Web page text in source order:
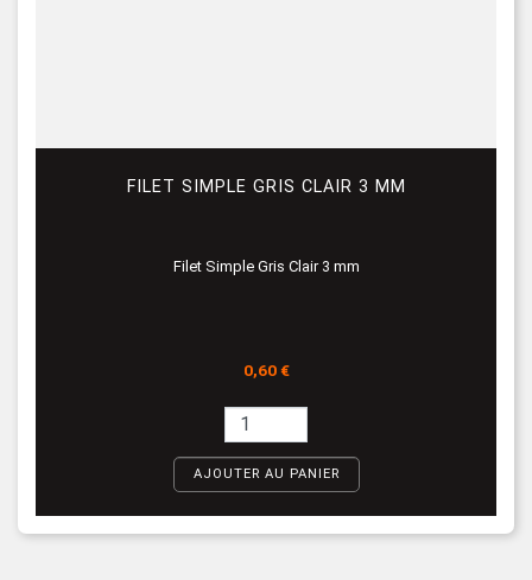
FILET SIMPLE GRIS CLAIR 3 MM
Filet Simple Gris Clair 3 mm
Prix
0,60 €
AJOUTER AU PANIER